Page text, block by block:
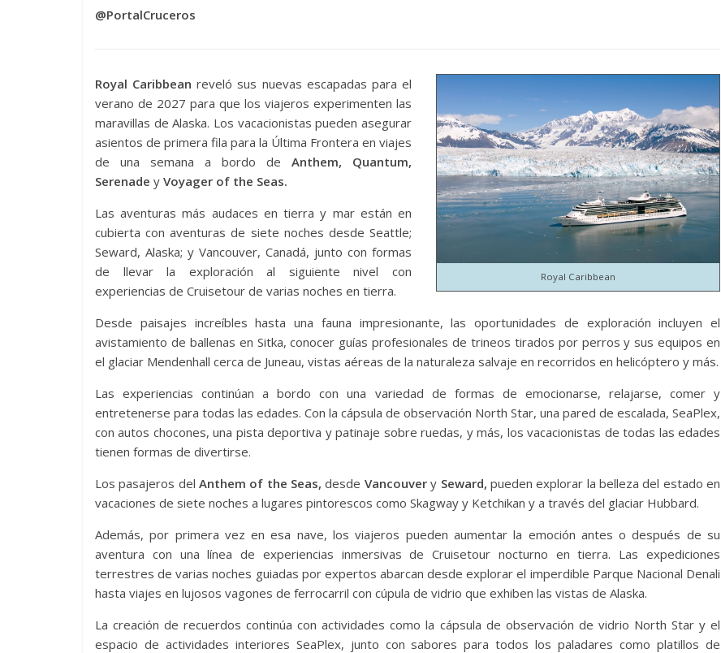
@PortalCruceros
Royal Caribbean
Royal Caribbean reveló sus nuevas escapadas para el
verano de 2027 para que los viajeros experimenten las
maravillas de Alaska. Los vacacionistas pueden asegurar
asientos de primera fila para la Última Frontera en viajes
de una semana a bordo de Anthem, Quantum,
Serenade y Voyager of the Seas.
Las aventuras más audaces en tierra y mar están en
cubierta con aventuras de siete noches desde Seattle;
Seward, Alaska; y Vancouver, Canadá, junto con formas
de llevar la exploración al siguiente nivel con
experiencias de Cruisetour de varias noches en tierra.
Desde paisajes increíbles hasta una fauna impresionante, las oportunidades de exploración incluyen el
avistamiento de ballenas en Sitka, conocer guías profesionales de trineos tirados por perros y sus equipos en
el glaciar Mendenhall cerca de Juneau, vistas aéreas de la naturaleza salvaje en recorridos en helicóptero y más.
Las experiencias continúan a bordo con una variedad de formas de emocionarse, relajarse, comer y
entretenerse para todas las edades. Con la cápsula de observación North Star, una pared de escalada, SeaPlex,
con autos chocones, una pista deportiva y patinaje sobre ruedas, y más, los vacacionistas de todas las edades
tienen formas de divertirse.
Los pasajeros delAnthem of the Seas, desde Vancouvery Seward, pueden explorar la belleza del estado en
vacaciones de siete noches a lugares pintorescos como Skagway y Ketchikan y a través del glaciar Hubbard.
Además, por primera vez en esa nave, los viajeros pueden aumentar la emoción antes o después de su
aventura con una línea de experiencias inmersivas de Cruisetour nocturno en tierra. Las expediciones
terrestres de varias noches guiadas por expertos abarcan desde explorar el imperdible Parque Nacional Denali
hasta viajes en lujosos vagones de ferrocarril con cúpula de vidrio que exhiben las vistas de Alaska.
La creación de recuerdos continúa con actividades como la cápsula de observación de vidrio North Star y el
espacio de actividades interiores SeaPlex, junto con sabores para todos los paladares como platillos de